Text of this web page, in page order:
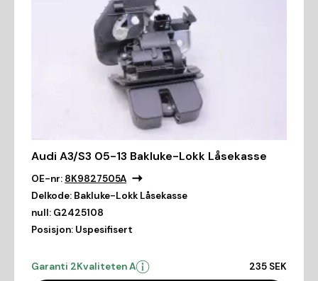
Audi A3/S3 05-13 Bakluke-Lokk Låsekasse
OE-nr: 8K9827505A
Delkode: Bakluke-Lokk Låsekasse
null: G2425108
Posisjon: Uspesifisert
Garanti 2Kvaliteten A 235 SEK